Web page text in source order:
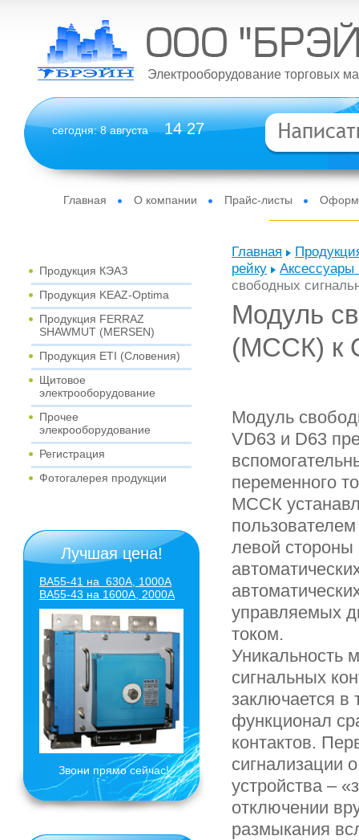
Главная О компании Прайс-листы
Контакты Интернет-
Электрооборудование торговых
сегодня: 8 августа 14 27
Главная
рейку
свободных
Модуль
(МССК) к
Модуль
VD63 и D63
переменного
МССК
левой
управляемых
током.
Уникальность
сигнальных
заключается в
функционал
контактов.
сигнализации
устройства –
отключении
размыкания
Продукция КЭАЗ
Продукция KEAZ-Optima
Продукция FERRAZ
SHAWMUT (MERSEN)
Продукция ETI (Словения)
Щитовое
электрооборудование
Прочее
элекрооборудование
Регистрация
Фотогалерея продукции
Лучшая цена!
ВА55-41 на 630А, 1000А
ВА55-43 на 1600А, 2000А
Звони прямо сейчас!